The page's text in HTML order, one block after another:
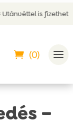
(0)
–